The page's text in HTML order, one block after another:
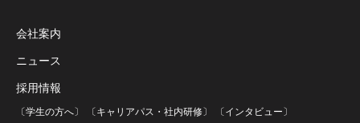
会社案内
ニュース
採用情報
〔学生の方へ〕 〔キャリアパス・社内研修〕 〔インタビュー〕